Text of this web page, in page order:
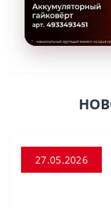
27.05.2026